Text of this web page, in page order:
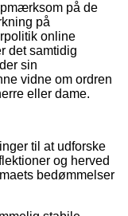
på de
på
online
det samtidig
sin
vidne om ordren
eller dame.
til at udforske
og herved
bedømmelser